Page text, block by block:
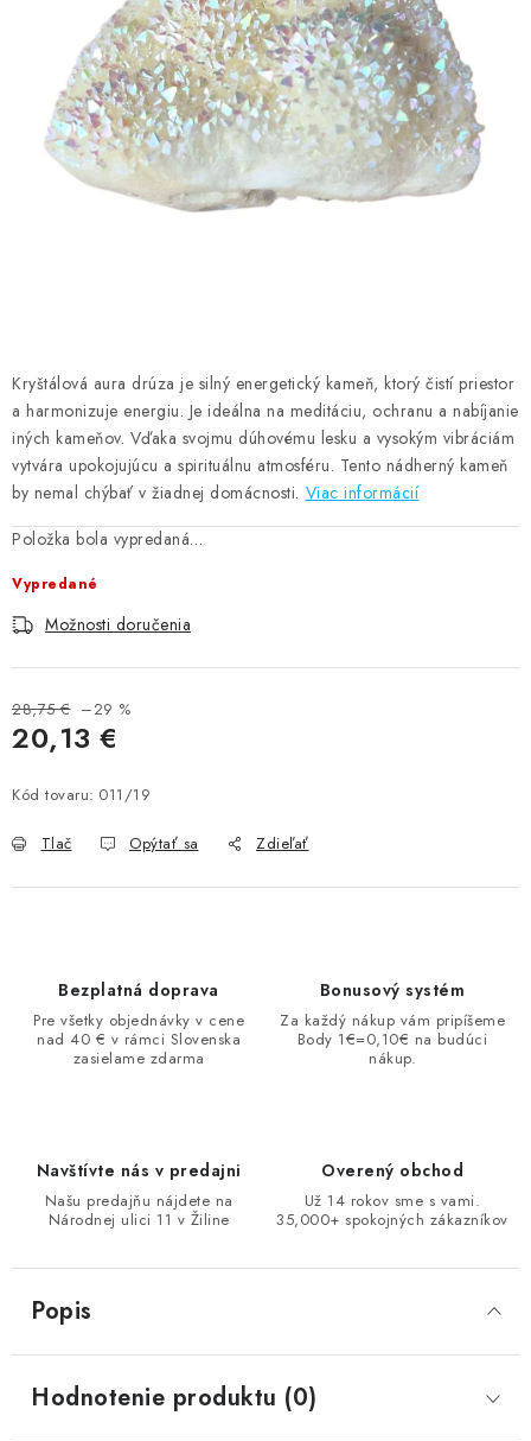
MANDALY
PODĽA OBLASTÍ
Prečo nakúpiť u nás? Poradňa
Ako nakupovať
Recenzie zákazníkov
Kryštálová aura drúza je silný energetický kameň, ktorý čistí priestor
a harmonizuje energiu. Je ideálna na meditáciu, ochranu a nabíjanie
iných kameňov. Vďaka svojmu dúhovému lesku a vysokým vibráciám
vytvára upokojujúcu a spirituálnu atmosféru. Tento nádherný kameň
by nemal chýbať v žiadnej domácnosti. Viac informácií
Položka bola vypredaná…
Vypredané
Možnosti doručenia
28,75 € –29 %
20,13 €
Kód tovaru: 011/19
Tlač Opýtať sa Zdieľať
Bezplatná doprava
Pre všetky objednávky v cene
nad 40 € v rámci Slovenska
zasielame zdarma
Bonusový systém
Za každý nákup vám pripíšeme
Body 1€=0,10€ na budúci
nákup.
Navštívte nás v predajni
Našu predajňu nájdete na
Národnej ulici 11 v Žiline
Overený obchod
Už 14 rokov sme s vami.
35,000+ spokojných zákazníkov
Popis
Hodnotenie produktu (0)